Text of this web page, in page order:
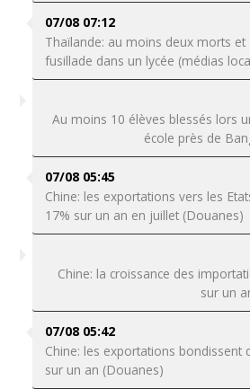
07/08 07:12
Thaïlande: au moins deux morts
fusillade dans un lycée (médias
Au moins 10 élèves blessés lors
école près de
07/08 05:45
Chine: les exportations vers les
17% sur un an en juillet (Douanes)
Chine: la croissance des
sur un
07/08 05:42
Chine: les exportations bondissent
sur un an (Douanes)